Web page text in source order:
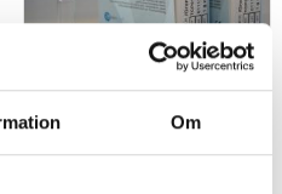
Om
Adbone TCP 5 x 10 x 15 mm